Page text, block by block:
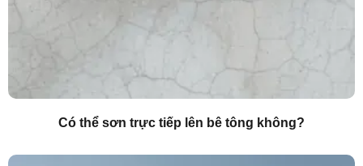
Có thể sơn trực tiếp lên bê tông không?